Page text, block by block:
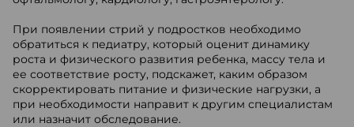
При появлении стрий у подростков необходимо
обратиться к педиатру, который оценит динамику
роста и физического развития ребенка, массу тела и
ее соответствие росту, подскажет, каким образом
скорректировать питание и физические нагрузки, а
при необходимости направит к другим специалистам
или назначит обследование.